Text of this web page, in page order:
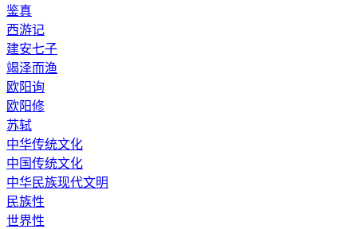
鉴真
西游记
建安七子
竭泽而渔
欧阳询
欧阳修
苏轼
中华传统文化
中国传统文化
中华民族现代文明
民族性
世界性